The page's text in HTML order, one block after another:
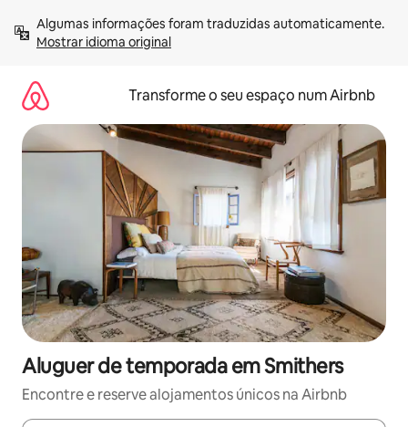
para
Mostrar idioma original
Transforme o seu espaço num Airbnb
Aluguer de temporada em Smithers
Encontre e reserve alojamentos únicos na Airbnb